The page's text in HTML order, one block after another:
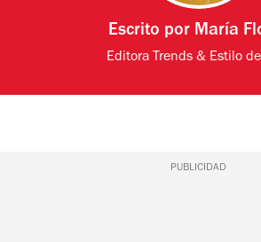
Escrito por María
Editora Trends & Estilo
PUBLICIDAD